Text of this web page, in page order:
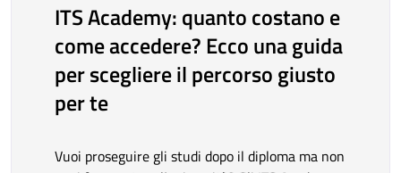
ITS Academy: quanto costano e
come accedere? Ecco una guida
per scegliere il percorso giusto
per te
Vuoi proseguire gli studi dopo il diploma ma non